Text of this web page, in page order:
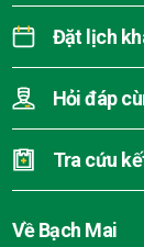
Đặt lịch
Hỏi đáp
Tra cứu
Về Bạch Mai